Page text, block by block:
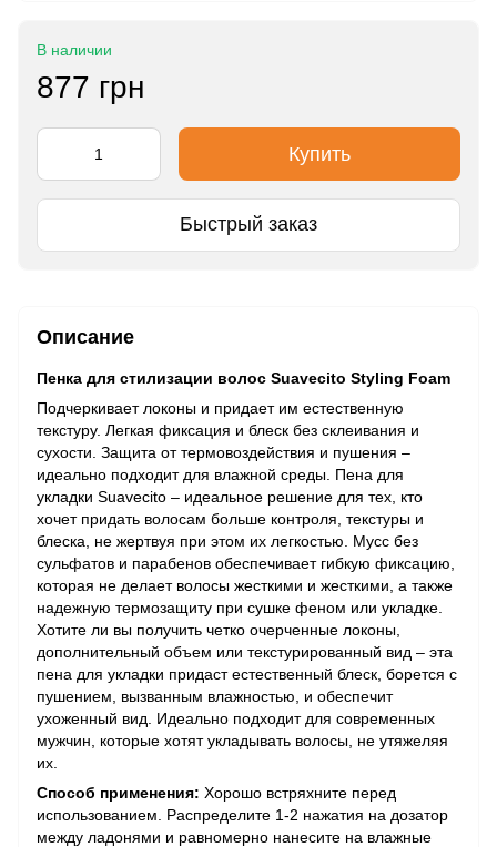
В наличии
877 грн
Купить
Быстрый заказ
Описание
Пенка для стилизации волос Suavecito Styling Foam
Подчеркивает локоны и придает им естественную
текстуру. Легкая фиксация и блеск без склеивания и
сухости. Защита от термовоздействия и пушения –
идеально подходит для влажной среды. Пена для
укладки Suavecito – идеальное решение для тех, кто
хочет придать волосам больше контроля, текстуры и
блеска, не жертвуя при этом их легкостью. Мусс без
сульфатов и парабенов обеспечивает гибкую фиксацию,
которая не делает волосы жесткими и жесткими, а также
надежную термозащиту при сушке феном или укладке.
Хотите ли вы получить четко очерченные локоны,
дополнительный объем или текстурированный вид – эта
пена для укладки придаст естественный блеск, борется с
пушением, вызванным влажностью, и обеспечит
ухоженный вид. Идеально подходит для современных
мужчин, которые хотят укладывать волосы, не утяжеляя
их.
Способ применения: Хорошо встряхните перед
использованием. Распределите 1-2 нажатия на дозатор
между ладонями и равномерно нанесите на влажные